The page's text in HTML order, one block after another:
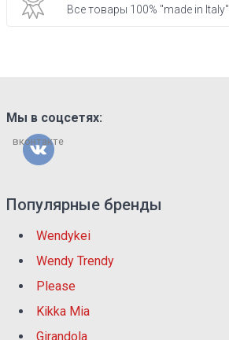
Все товары 100% "made in Italy"
Мы в соцсетях:
вконтакте
Популярные бренды
Wendykei
Wendy Trendy
Please
Kikka Mia
Girandola